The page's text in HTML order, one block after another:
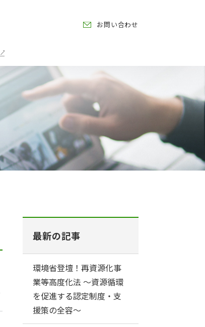
お問い合わせ
最新の記事
環境省登壇！再資源化事
業等高度化法 ～資源循環
を促進する認定制度・支
援策の全容～